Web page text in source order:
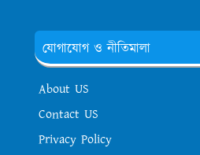
যোগাযোগ ও নীতিমালা
About US
Contact US
Privacy Policy